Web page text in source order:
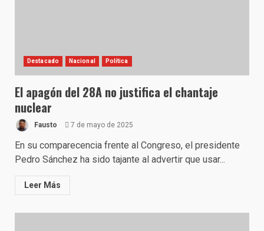
Destacado Nacional Política
El apagón del 28A no justifica el chantaje
nuclear
Fausto 7 de mayo de 2025
En su comparecencia frente al Congreso, el presidente
Pedro Sánchez ha sido tajante al advertir que usar...
Leer Más